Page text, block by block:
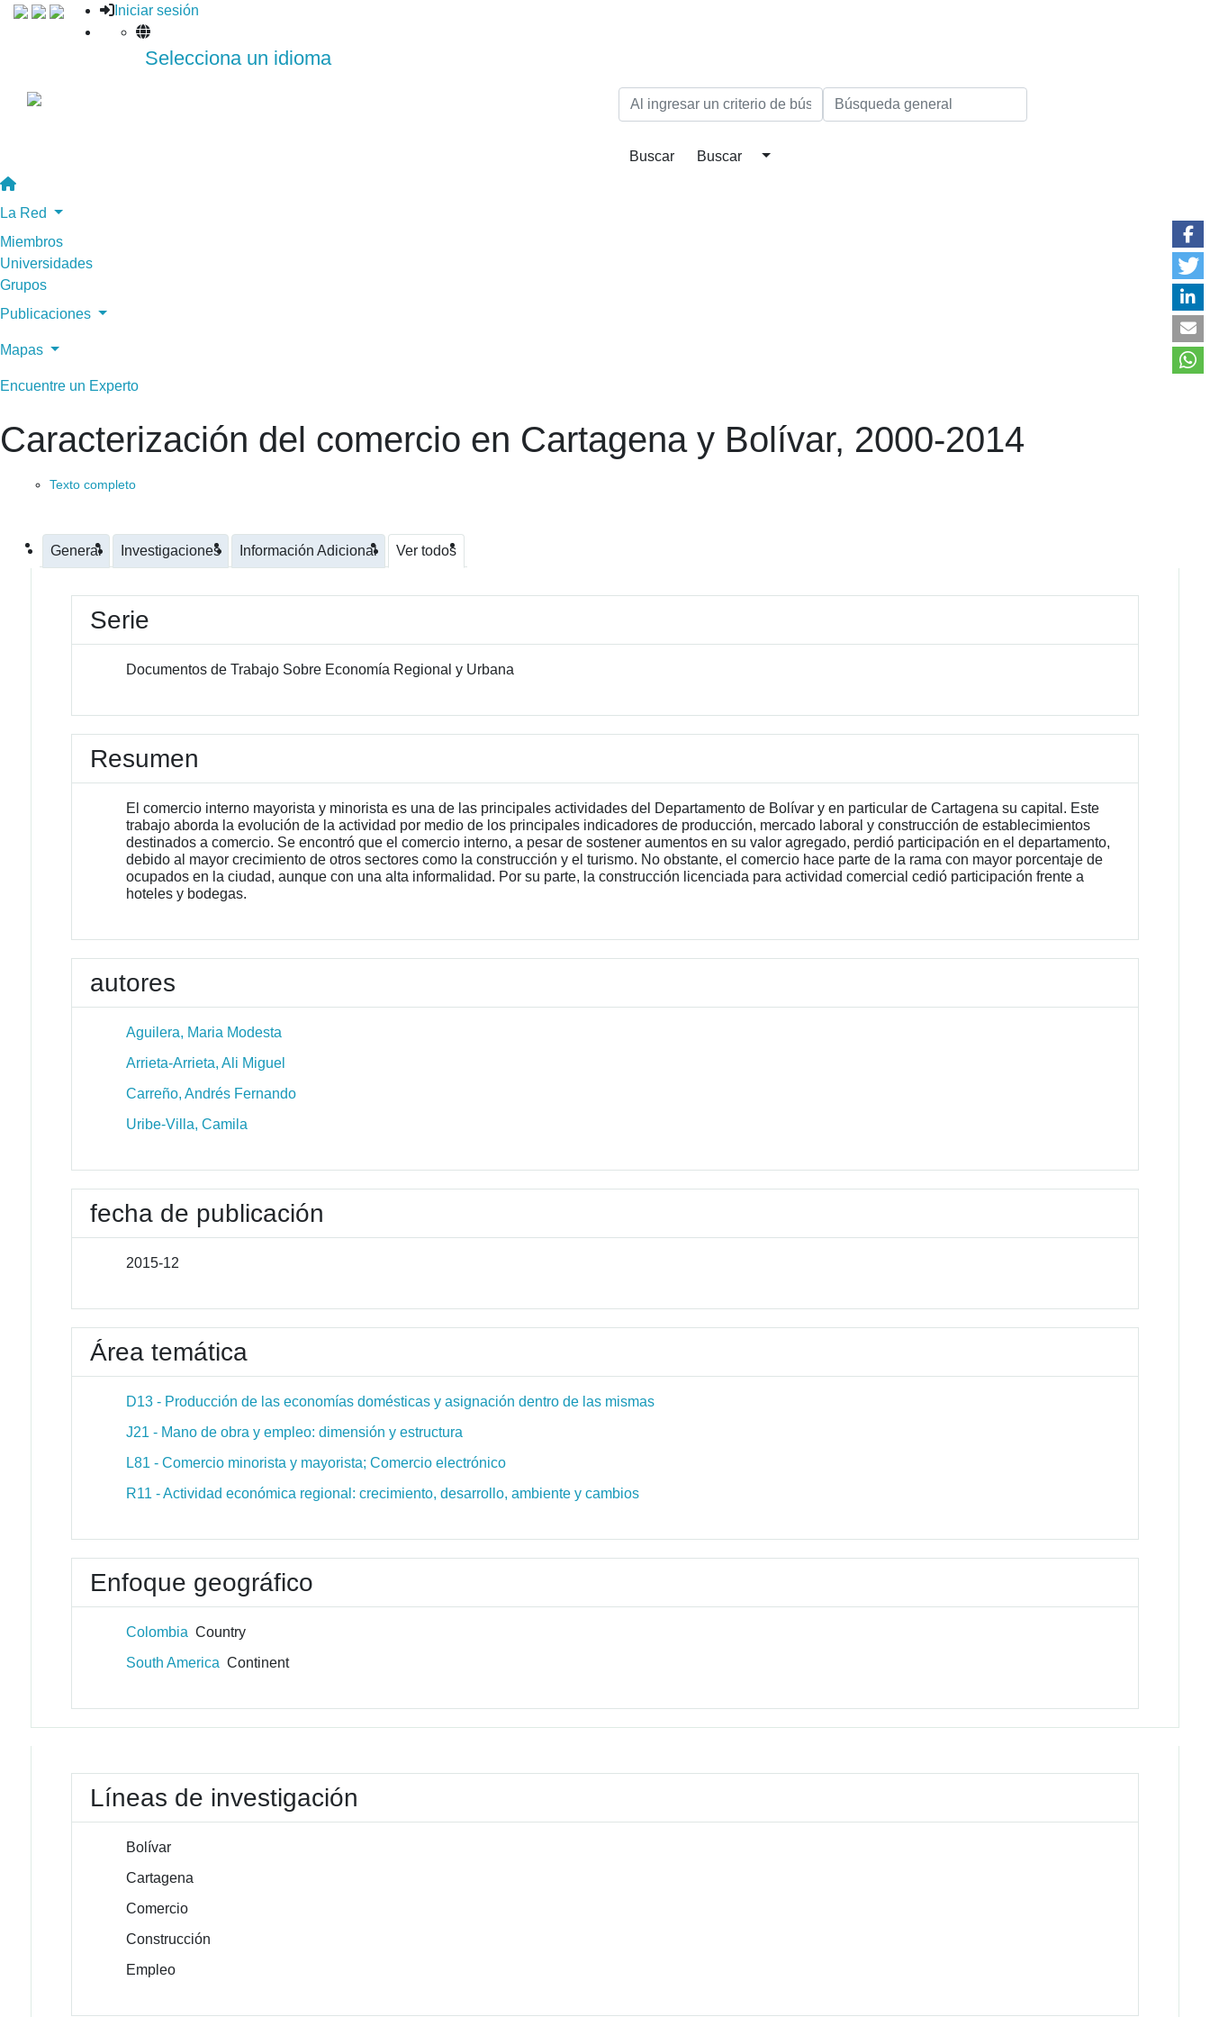
Iniciar sesión
Selecciona un idioma
La Red
Miembros
Universidades
Grupos
Publicaciones
Mapas
Encuentre un Experto
Caracterización del comercio en Cartagena y Bolívar, 2000-2014
Texto completo
General Investigaciones Información Adicional Ver todos
Serie
Documentos de Trabajo Sobre Economía Regional y Urbana
Resumen
El comercio interno mayorista y minorista es una de las principales actividades del Departamento de Bolívar y en particular de Cartagena su capital. Este
trabajo aborda la evolución de la actividad por medio de los principales indicadores de producción, mercado laboral y construcción de establecimientos
destinados a comercio. Se encontró que el comercio interno, a pesar de sostener aumentos en su valor agregado, perdió participación en el departamento,
debido al mayor crecimiento de otros sectores como la construcción y el turismo. No obstante, el comercio hace parte de la rama con mayor porcentaje de
ocupados en la ciudad, aunque con una alta informalidad. Por su parte, la construcción licenciada para actividad comercial cedió participación frente a
hoteles y bodegas.
autores
Aguilera, Maria Modesta
Arrieta-Arrieta, Ali Miguel
Carreño, Andrés Fernando
Uribe-Villa, Camila
fecha de publicación
2015-12
Área temática
D13 - Producción de las economías domésticas y asignación dentro de las mismas
J21 - Mano de obra y empleo: dimensión y estructura
L81 - Comercio minorista y mayorista; Comercio electrónico
R11 - Actividad económica regional: crecimiento, desarrollo, ambiente y cambios
Enfoque geográfico
Colombia Country
South America Continent
Líneas de investigación
Bolívar
Cartagena
Comercio
Construcción
Empleo